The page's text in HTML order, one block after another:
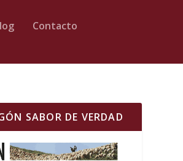
Contacto
SABOR DE VERDAD